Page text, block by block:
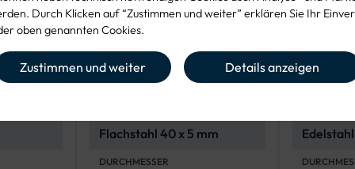
Durch Klicken auf “Zustimmen und weiter” erklären Sie Ihr
oben genannten Cookies.
Zustimmen und weiter Details anzeigen
Leichte
Schiebeschelle
Flachstahl 40 x 5 mm
DURCHMESSER
Super-